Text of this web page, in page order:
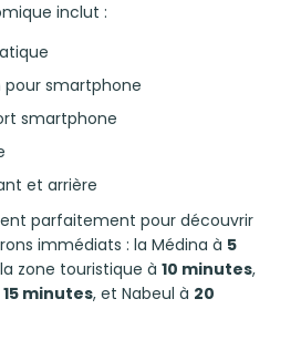
inclut :
pour smartphone
smartphone
et arrière
parfaitement pour découvrir
immédiats : la Médina à 5
zone touristique à 10 minutes,
15 minutes, et Nabeul à 20